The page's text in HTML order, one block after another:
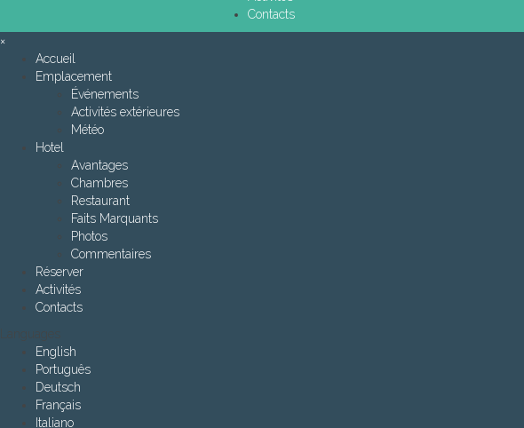
Contacts
×
Accueil
Emplacement
Événements
Activités extérieures
Météo
Hotel
Avantages
Chambres
Restaurant
Faits Marquants
Photos
Commentaires
Réserver
Activités
Contacts
English
Português
Deutsch
Français
Italiano